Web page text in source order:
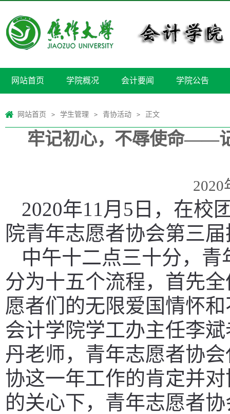
网站首页 学院概况 会计要闻 学院公告
网站首页 > 学生管理 > 青协活动 > 正文
牢记初心，不辱使命——
2020
2020年11月5日，在校
院青年志愿者协会第三
中午十二点三十分，
分为十五个流程，首先
愿者们的无限爱国情怀
会计学院学工办主任李
丹老师，青年志愿者协
协这一年工作的肯定并
的关心下，青年志愿者